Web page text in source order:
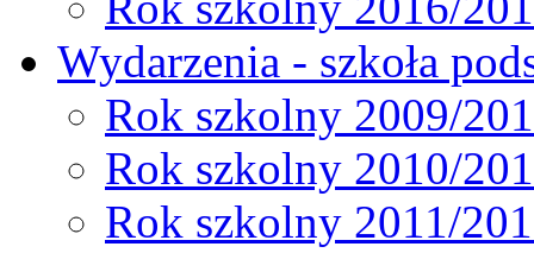
Wydarzenia - szkoła
Rok szkolny 2009/
Rok szkolny 2010/
Rok szkolny 2011/